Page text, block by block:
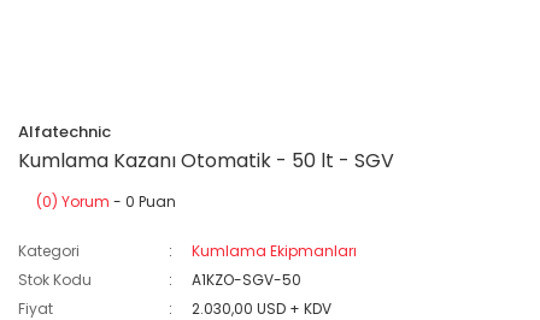
Alfatechnic
Kumlama Kazanı Otomatik - 50 lt - SGV
(0) Yorum - 0 Puan
Kategori
Kumlama Ekipmanları
Stok Kodu
A1KZO-SGV-50
Fiyat
2.030,00 USD + KDV